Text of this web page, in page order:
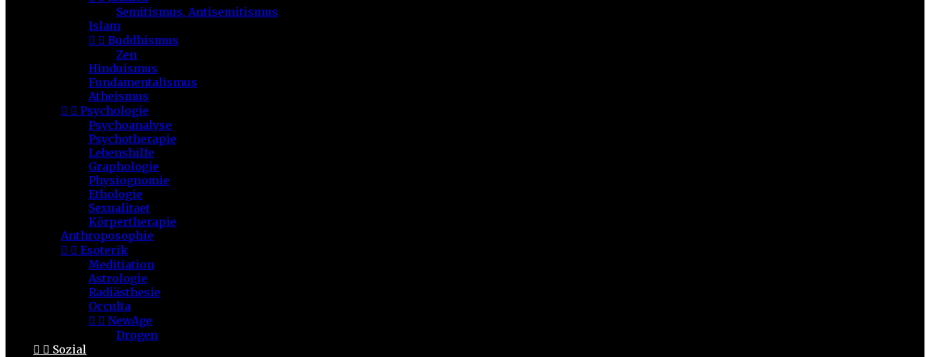
Semitismus, Antisemitismus
Islam
  Buddhismus
Zen
Hinduismus
Fundamentalismus
Atheismus
  Psychologie
Psychoanalyse
Psychotherapie
Lebenshilfe
Graphologie
Physiognomie
Ethologie
Sexualitaet
Körpertherapie
Anthroposophie
  Esoterik
Meditiation
Astrologie
Radiästhesie
Occulta
  NewAge
Drogen
  Sozial